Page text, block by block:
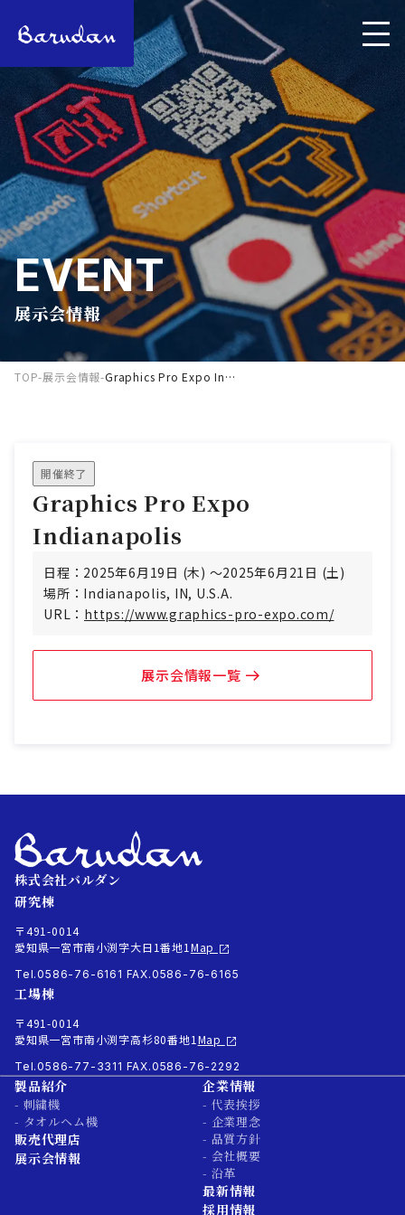
EVENT
展示会情報
TOP-展示会情報- Graphics Pro Expo Indianapolis
開催終了
Graphics Pro Expo
Indianapolis
日程 ： 2025年6月19日 (木) ～2025年6月21日 (土)
場所 ： Indianapolis, IN, U.S.A.
URL ： https://www.graphics-pro-expo.com/
展示会情報一覧
株式会社バルダン
研究棟
〒491-0014
愛知県一宮市南小渕字大日1番地1 Map
Tel.0586-76-6161 FAX.0586-76-6165
工場棟
〒491-0014
愛知県一宮市南小渕字高杉80番地1 Map
Tel.0586-77-3311 FAX.0586-76-2292
製品紹介
- 刺繍機
- タオルヘム機
販売代理店
展示会情報
企業情報
- 代表挨拶
- 企業理念
- 品質方針
- 会社概要
- 沿革
最新情報
採用情報